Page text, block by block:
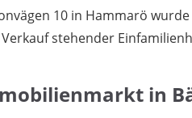
10 in Hammarö
stehender
in